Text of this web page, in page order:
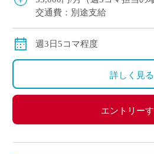
交通費：別途支給
週3日5コマ程度
詳しく見る
エントリー